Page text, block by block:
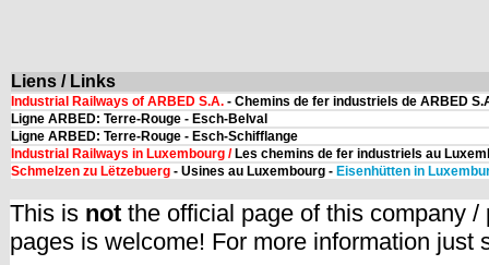
Liens / Links
Industrial Railways of ARBED S.A. - Chemins de fer industriels de ARBED
Ligne ARBED: Terre-Rouge - Esch-Belval
Ligne ARBED: Terre-Rouge - Esch-Schifflange
Industrial Railways in Luxembourg /Les chemins de fer industriels au
Schmelzen zu Lëtzebuerg - Usines au Luxembourg - Eisenhütten in
This is not the official page of this company
pages is welcome! For more information just